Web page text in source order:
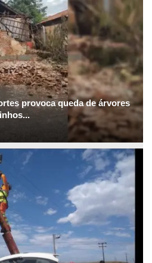
provoca queda de árvores